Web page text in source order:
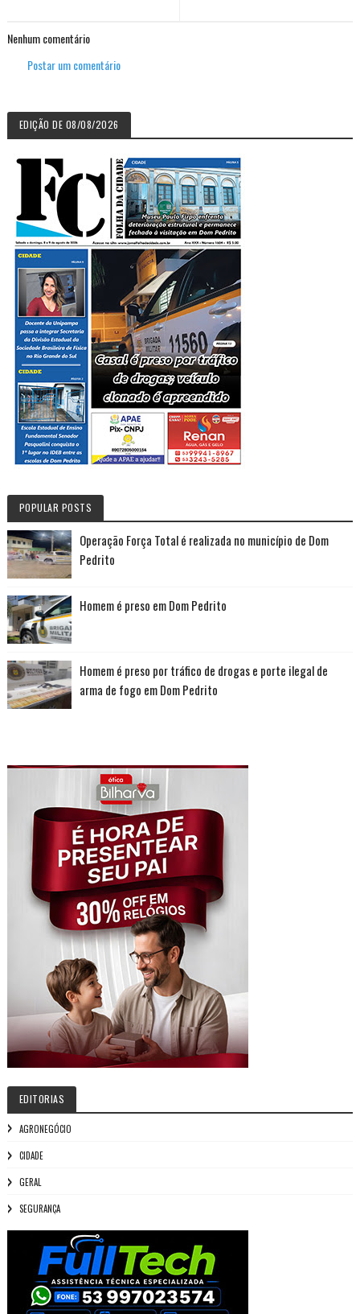
Nenhum comentário
Postar um comentário
EDIÇÃO DE 08/08/2026
POPULAR POSTS
Operação Força Total é realizada no município de Dom
Pedrito
Homem é preso em Dom Pedrito
Homem é preso por tráfico de drogas e porte ilegal de
arma de fogo em Dom Pedrito
EDITORIAS
AGRONEGÓCIO
CIDADE
GERAL
SEGURANÇA